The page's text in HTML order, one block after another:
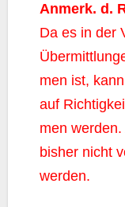
Anmerk. d.
Da es in der
men ist,
auf
men
bis­her nicht
werden.